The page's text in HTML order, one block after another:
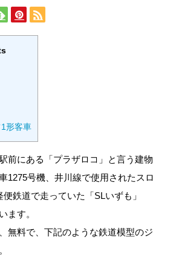
形客車
前にある「プラザロコ」と言う建物
1275号機、井川線で使用されたスロ
鉄道で走っていた「SLいずも」
ます。
無料で、下記のような鉄道模型のジ